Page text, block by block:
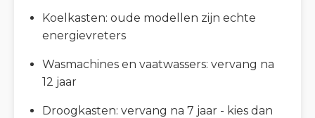
Koelkasten: oude modellen zijn echte
energievreters
Wasmachines en vaatwassers: vervang na
12 jaar
Droogkasten: vervang na 7 jaar - kies dan